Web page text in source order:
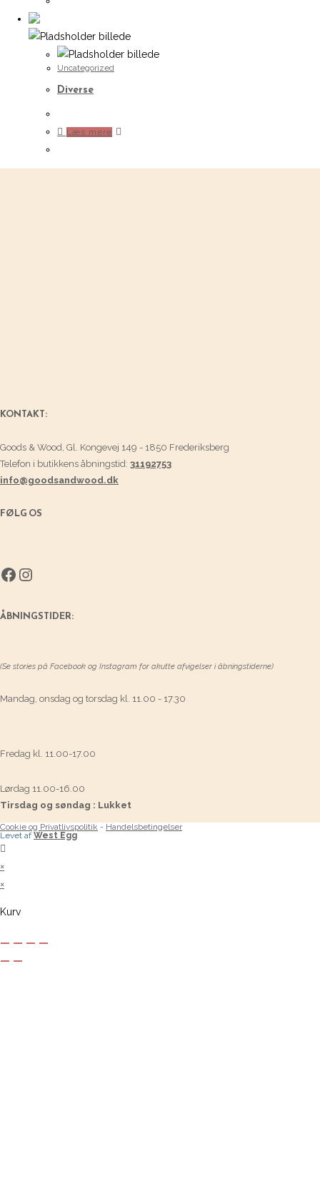
Uncategorized
Diverse
Læs mere
KONTAKT:
Goods & Wood, Gl. Kongevej 149 - 1850 Frederiksberg
Telefon i butikkens åbningstid: 31192753
info@goodsandwood.dk
FØLG OS
Facebook
Instagram
ÅBNINGSTIDER:
(Se stories på Facebook og Instagram for akutte afvigelser i åbningstiderne)
Mandag, onsdag og torsdag kl. 11.00 - 17.30
Fredag kl. 11.00-17.00
Lørdag 11.00-16.00
Tirsdag og søndag : Lukket
Cookie og Privatlivspolitik - Handelsbetingelser
Levet af West Egg
×
×
Kurv